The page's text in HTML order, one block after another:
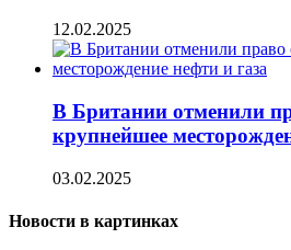
12.02.2025
В Британии отменили
крупнейшее
03.02.2025
Новости в картинках